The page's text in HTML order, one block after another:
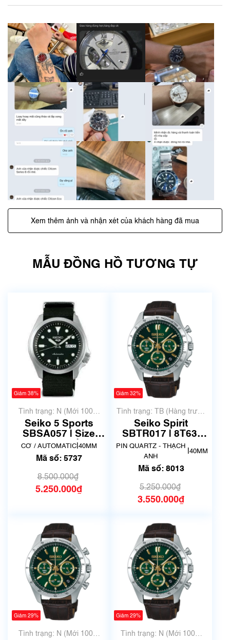
Xem thêm ảnh và nhận xét của khách hàng đã mua
MẪU ĐỒNG HỒ TƯƠNG TỰ
Giảm 38%
Tình trạng: N (Mới 100%
chưa qua sử dụng)
Seiko 5 Sports
SBSA057 | Size
42mm | Mã số 5737
CƠ / AUTOMATIC| 40MM
Mã số: 5737
8.500.000₫
5.250.000₫
Giảm 32%
Tình trạng: TB (Hàng trưng
bày, thanh lý)
Seiko Spirit
SBTR017 | 8T63-
00D0 | Size 40.5mm
| Mã số 8013
PIN QUARTZ - THẠCH
ANH
40MM
Mã số: 8013
5.250.000₫
3.550.000₫
Giảm 29%
Tình trạng: N (Mới 100%
Giảm 29%
Tình trạng: N (Mới 100%